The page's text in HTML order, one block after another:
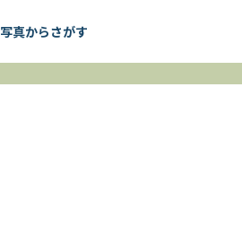
写真からさがす